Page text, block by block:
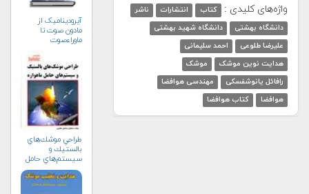
واژه‌های کلیدی : کتاب انتشارات
ناشر
دانشگاه بهشتی
دانشگاه شهید بهشتی
علیرضا طلوعی
احمد سلیمانی
هدایت نوین موشک
موشک
رافائل یانوشفسکی
مهندسی هوافضا
هوافضا
کتاب هوافضا
آیرودینامیک از
مادون صوت تا
ماوراءصوت
طراحي موشك‌هاي
بالستيك و
سيستم‌هاي حامل
ماهواره